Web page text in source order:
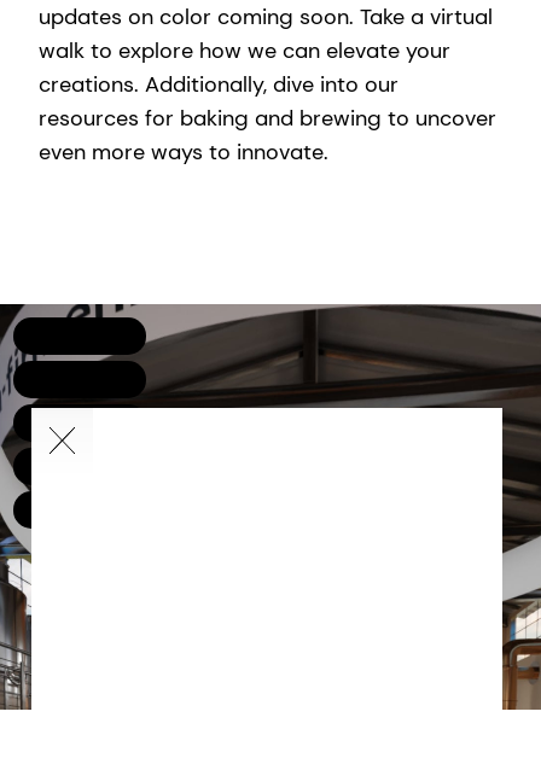
updates on color coming soon. Take a virtual
walk to explore how we can elevate your
creations. Additionally, dive into our
resources for baking and brewing to uncover
even more ways to innovate.